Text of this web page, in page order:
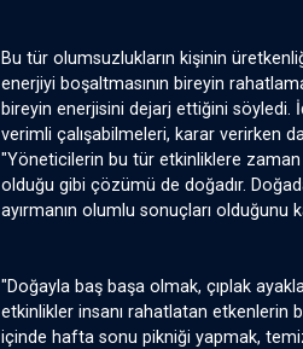
Bu tür olumsuzlukların kişinin
enerjiyi boşaltmasının bireyin
bireyin enerjisini dejarj ettiğini söyledi.
verimli çalışabilmeleri, karar verirken
"Yöneticilerin bu tür etkinliklere zaman
olduğu gibi çözümü de doğadır.
ayırmanın olumlu sonuçları
"Doğayla baş başa olmak, çıplak
etkinlikler insanı rahatlatan etkenlerin
içinde hafta sonu pikniği yapmak,